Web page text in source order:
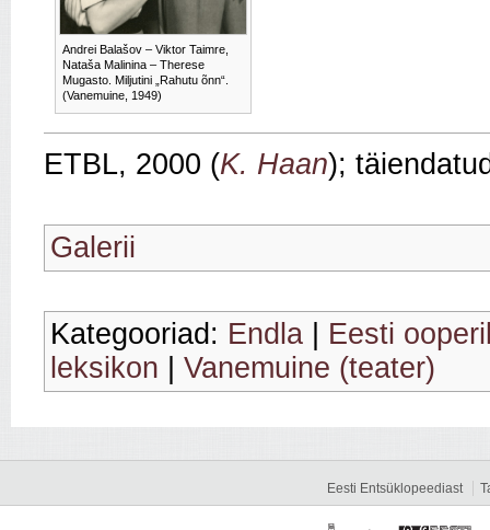
Andrei Balašov – Viktor Taimre,
Nataša Malinina – Therese
Mugasto. Miljutini „Rahutu õnn“.
(Vanemuine, 1949)
ETBL, 2000 (K. Haan);
Galerii
Kategooriad: Endla
Eesti
leksikon
Vanemuine (teater)
Eesti Entsüklopeediast